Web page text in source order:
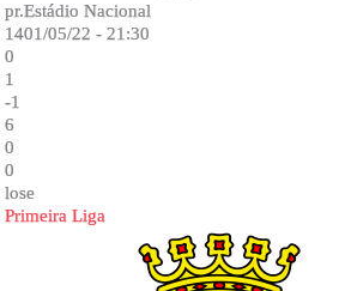
pr.Estádio Nacional
1401/05/22 - 21:30
0
1
-1
6
0
0
lose
Primeira Liga